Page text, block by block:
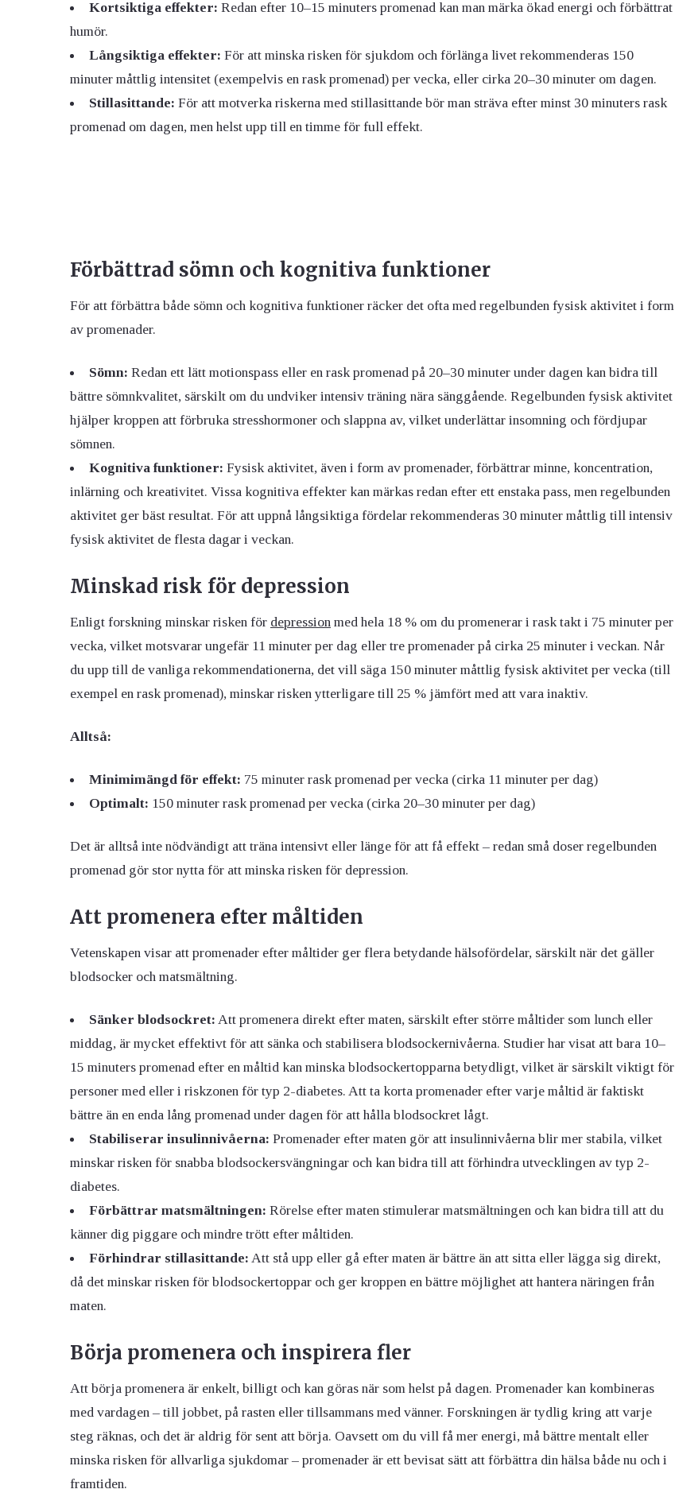
Kortsiktiga effekter: Redan efter 10–15 minuters promenad kan man märka ökad energi och förbättrat
humör.
Långsiktiga effekter: För att minska risken för sjukdom och förlänga livet rekommenderas 150
minuter måttlig intensitet (exempelvis en rask promenad) per vecka, eller cirka 20–30 minuter om dagen.
Stillasittande: För att motverka riskerna med stillasittande bör man sträva efter minst 30 minuters rask
promenad om dagen, men helst upp till en timme för full effekt.
Förbättrad sömn och kognitiva funktioner
För att förbättra både sömn och kognitiva funktioner räcker det ofta med regelbunden fysisk aktivitet i form
av promenader.
Sömn: Redan ett lätt motionspass eller en rask promenad på 20–30 minuter under dagen kan bidra till
bättre sömnkvalitet, särskilt om du undviker intensiv träning nära sänggående. Regelbunden fysisk aktivitet
hjälper kroppen att förbruka stresshormoner och slappna av, vilket underlättar insomning och fördjupar
sömnen.
Kognitiva funktioner: Fysisk aktivitet, även i form av promenader, förbättrar minne, koncentration,
inlärning och kreativitet. Vissa kognitiva effekter kan märkas redan efter ett enstaka pass, men regelbunden
aktivitet ger bäst resultat. För att uppnå långsiktiga fördelar rekommenderas 30 minuter måttlig till intensiv
fysisk aktivitet de flesta dagar i veckan.
Minskad risk för depression
Enligt forskning minskar risken för depression med hela 18 % om du promenerar i rask takt i 75 minuter per
vecka, vilket motsvarar ungefär 11 minuter per dag eller tre promenader på cirka 25 minuter i veckan. Når
du upp till de vanliga rekommendationerna, det vill säga 150 minuter måttlig fysisk aktivitet per vecka (till
exempel en rask promenad), minskar risken ytterligare till 25 % jämfört med att vara inaktiv.
Alltså:
Minimimängd för effekt: 75 minuter rask promenad per vecka (cirka 11 minuter per dag)
Optimalt: 150 minuter rask promenad per vecka (cirka 20–30 minuter per dag)
Det är alltså inte nödvändigt att träna intensivt eller länge för att få effekt – redan små doser regelbunden
promenad gör stor nytta för att minska risken för depression.
Att promenera efter måltiden
Vetenskapen visar att promenader efter måltider ger flera betydande hälsofördelar, särskilt när det gäller
blodsocker och matsmältning.
Sänker blodsockret: Att promenera direkt efter maten, särskilt efter större måltider som lunch eller
middag, är mycket effektivt för att sänka och stabilisera blodsockernivåerna. Studier har visat att bara 10–
15 minuters promenad efter en måltid kan minska blodsockertopparna betydligt, vilket är särskilt viktigt för
personer med eller i riskzonen för typ 2-diabetes. Att ta korta promenader efter varje måltid är faktiskt
bättre än en enda lång promenad under dagen för att hålla blodsockret lågt.
Stabiliserar insulinnivåerna: Promenader efter maten gör att insulinnivåerna blir mer stabila, vilket
minskar risken för snabba blodsockersvängningar och kan bidra till att förhindra utvecklingen av typ 2-
diabetes.
Förbättrar matsmältningen: Rörelse efter maten stimulerar matsmältningen och kan bidra till att du
känner dig piggare och mindre trött efter måltiden.
Förhindrar stillasittande: Att stå upp eller gå efter maten är bättre än att sitta eller lägga sig direkt,
då det minskar risken för blodsockertoppar och ger kroppen en bättre möjlighet att hantera näringen från
maten.
Börja promenera och inspirera fler
Att börja promenera är enkelt, billigt och kan göras när som helst på dagen. Promenader kan kombineras
med vardagen – till jobbet, på rasten eller tillsammans med vänner. Forskningen är tydlig kring att varje
steg räknas, och det är aldrig för sent att börja. Oavsett om du vill få mer energi, må bättre mentalt eller
minska risken för allvarliga sjukdomar – promenader är ett bevisat sätt att förbättra din hälsa både nu och i
framtiden.